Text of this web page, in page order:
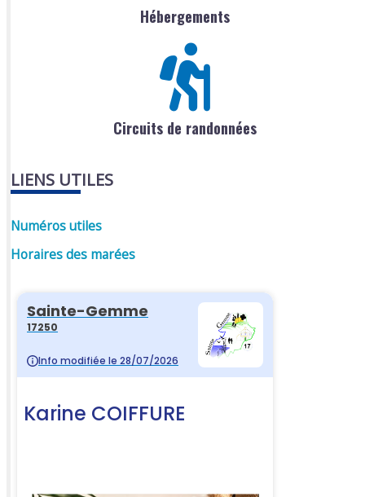
Hébergements
Circuits de randonnées
LIENS UTILES
Numéros utiles
Horaires des marées